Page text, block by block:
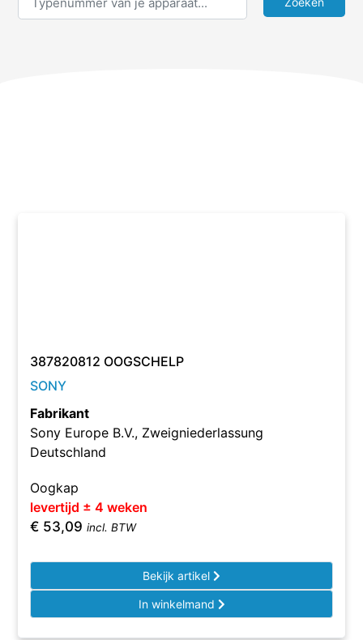
387820812 OOGSCHELP
SONY
Fabrikant
Sony Europe B.V., Zweigniederlassung
Deutschland
Oogkap
levertijd ± 4 weken
€ 53,09 incl. BTW
Bekijk artikel
In winkelmand